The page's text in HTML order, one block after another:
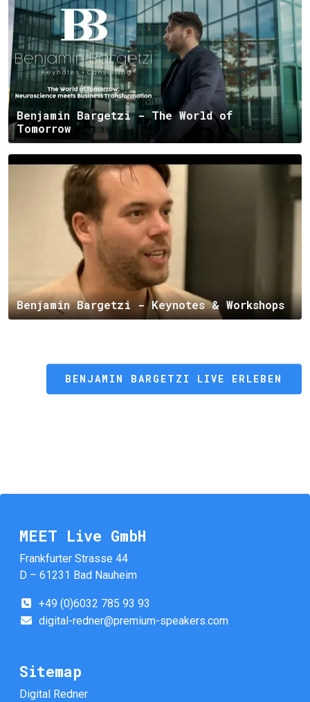
Benjamin Bargetzi - The World of
Tomorrow
Benjamin Bargetzi - Keynotes & Workshops
BENJAMIN BARGETZI LIVE ERLEBEN
MEET Live GmbH
Frankfurter Strasse 44
D – 61231 Bad Nauheim
+49 (0)6032 785 93 93
digital-redner@premium-speakers.com
Sitemap
Digital Redner